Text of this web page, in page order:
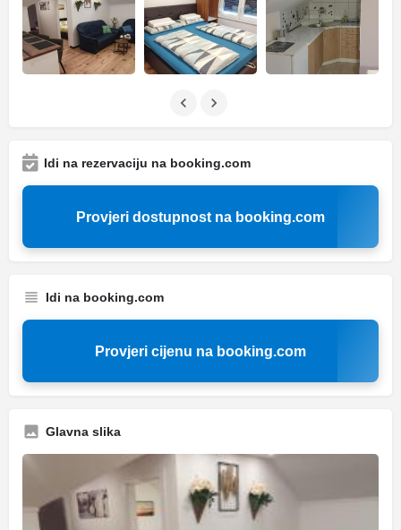
Idi na rezervaciju na booking.com
Provjeri dostupnost na booking.com
Idi na booking.com
Provjeri cijenu na booking.com
Glavna slika